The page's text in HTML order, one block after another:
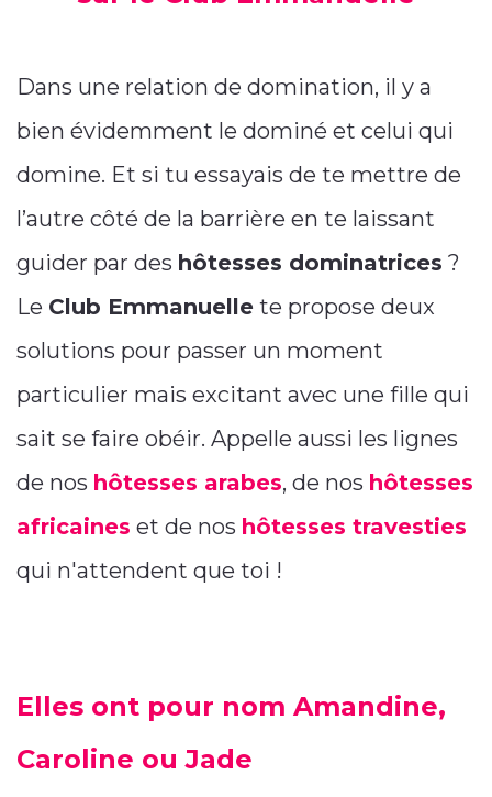
Dans une relation de domination, il y a
bien évidemment le dominé et celui qui
domine. Et si tu essayais de te mettre de
l’autre côté de la barrière en te laissant
guider par des hôtesses dominatrices ?
Le Club Emmanuelle te propose deux
solutions pour passer un moment
particulier mais excitant avec une fille qui
sait se faire obéir. Appelle aussi les lignes
de nos hôtesses arabes, de nos hôtesses
africaines et de nos hôtesses travesties
qui n'attendent que toi !
Elles ont pour nom Amandine,
Caroline ou Jade